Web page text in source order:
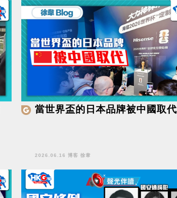
當世界盃的日本品牌被中國取代
2026.06.16 博客 徐韋